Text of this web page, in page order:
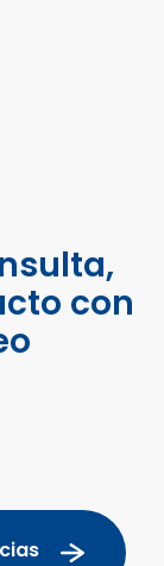
con